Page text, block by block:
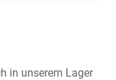
in unserem Lager